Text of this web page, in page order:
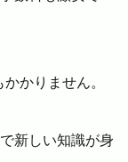
かりません。
新しい知識が身